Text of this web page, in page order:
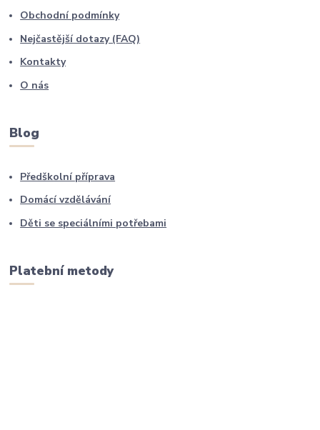
Obchodní podmínky
Nejčastější dotazy (FAQ)
Kontakty
O nás
Blog
Předškolní příprava
Domácí vzdělávání
Děti se speciálními potřebami
Platební metody